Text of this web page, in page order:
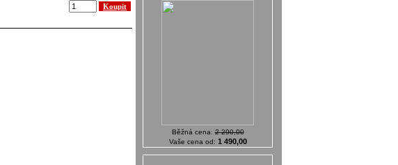
Běžná cena:2 290,00
Vaše cena od: 1 490,00